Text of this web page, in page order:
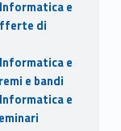
e
di
e
e bandi
e